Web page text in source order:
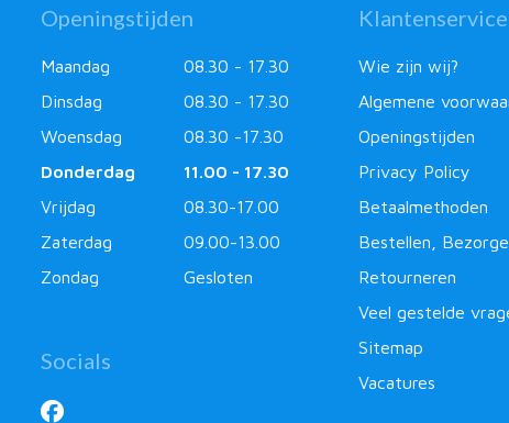
Openingstijden
Maandag
08.30 - 17.30
Dinsdag
08.30 - 17.30
Woensdag
08.30 -17.30
Donderdag
11.00 - 17.30
Vrijdag
08.30-17.00
Zaterdag
09.00-13.00
Zondag
Gesloten
Socials
Klantenservice
Wie zijn wij?
Algemene
Openingstijden
Privacy Policy
Betaalmethoden
Bestellen,
Retourneren
Veel gestelde
Sitemap
Vacatures